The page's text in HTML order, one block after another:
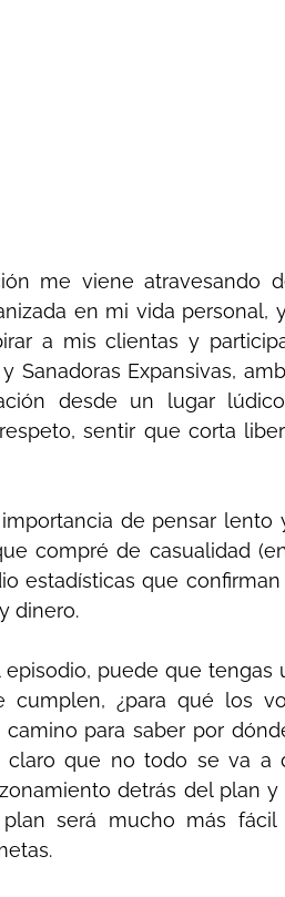
me viene atravesando
en mi vida personal,
a mis clientas y
Sanadoras Expansivas,
desde un lugar
sentir que corta
de pensar lento
compré de casualidad
estadísticas que
dinero.
puede que tengas
¿para qué los
para saber por
claro que no todo se va a
detrás del plan
será mucho más